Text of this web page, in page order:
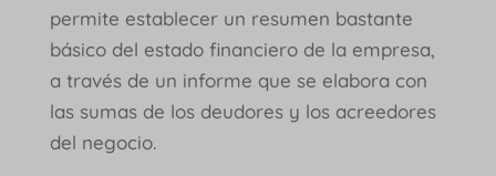
permite establecer un resumen bastante
básico del estado financiero de la empresa,
a través de un informe que se elabora con
las sumas de los deudores y los acreedores
del negocio.